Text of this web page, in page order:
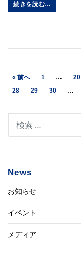
続きを読む…
« 前へ 1 … 20
28
29 30 …
News
お知らせ
イベント
メディア